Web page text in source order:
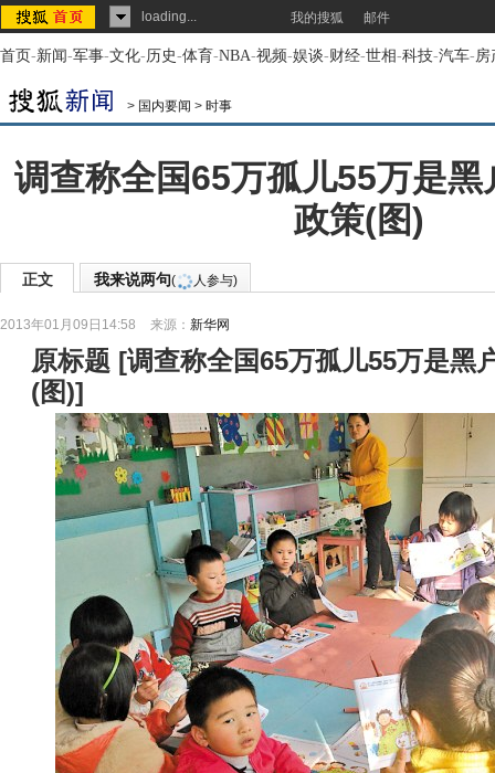
loading... 我的搜狐 邮件
首页-新闻-军事-文化-历史-体育-NBA-视频-娱谈-财经-世相-科技-汽车-房
> 国内要闻 > 时事
调查称全国65万孤儿55万是黑
政策(图)
正文 我来说两句( 人参与)
2013年01月09日14:58 来源： 新华网
原标题 [调查称全国65万孤儿55万是黑
(图)]